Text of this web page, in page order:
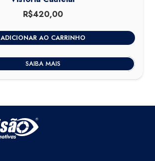
R$420,00
ADICIONAR AO CARRINHO
SAIBA MAIS